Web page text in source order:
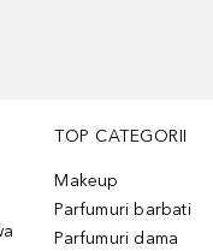
TOP CATEGORII
Makeup
Parfumuri barbati
Parfumuri dama